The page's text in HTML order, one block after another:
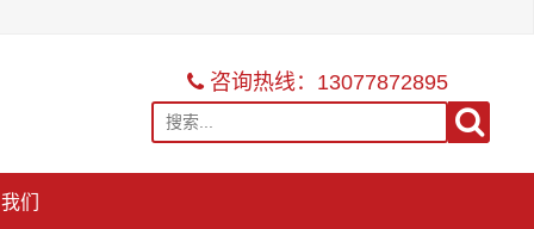
咨询热线：13077872895
们